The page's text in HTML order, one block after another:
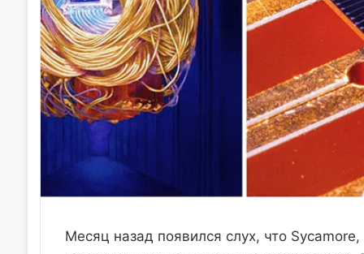
Месяц назад появился слух, что